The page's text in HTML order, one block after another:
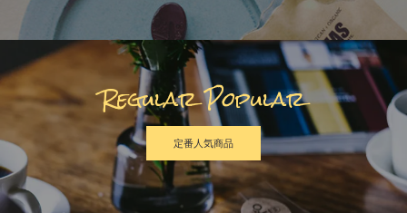
Regular Popular
定番人気商品